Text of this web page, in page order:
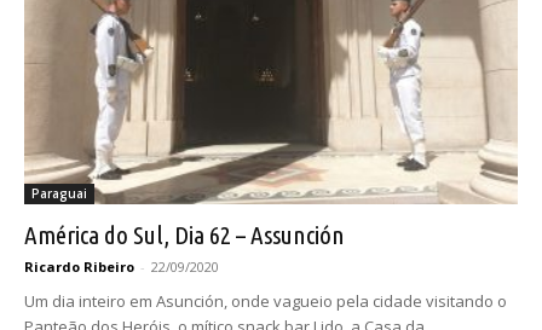
Paraguai
América do Sul, Dia 62 – Assunción
Ricardo Ribeiro - 22/09/2020
Um dia inteiro em Asunción, onde vagueio pela cidade visitando o